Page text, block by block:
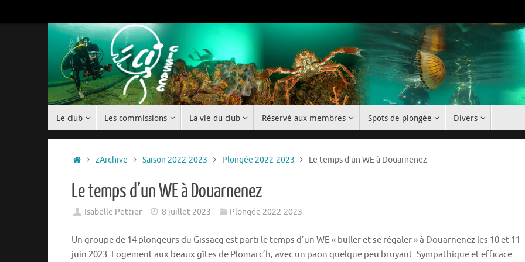
au
Le club Les commissions La vie du club Réservé aux membres Spots de plongée Divers
Accueil
zArchive Saison 2022-2023 Plongée 2022-2023 Le temps d’un WE à Douarnenez
Le temps d’un WE à Douarnenez
Isabelle Pettier 8 juillet 2023 Plongée 2022-2023
Un groupe de 14 plongeurs du Gissacg est parti le temps d’un WE « buller et se régaler » à Douarnenez les 10 et 11
juin 2023. Logement aux beaux gîtes de Plomarc’h, avec un paon quelque peu bruyant. Sympathique et efficace